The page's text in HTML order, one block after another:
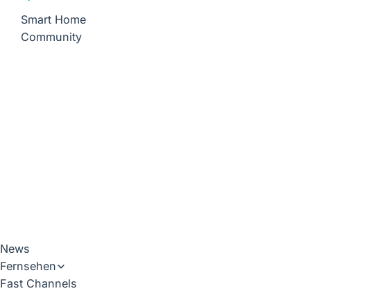
Smart Home
Community
News
Fernsehen
Fast Channels